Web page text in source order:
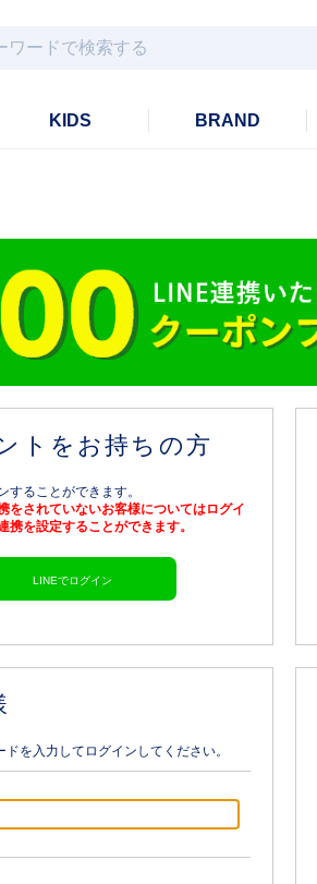
KIDS BRAND
トをお持ちの方
することができます。
をされていないお客様についてはログイ
携を設定することができます。
LINEでログイン
を入力してログインしてください。